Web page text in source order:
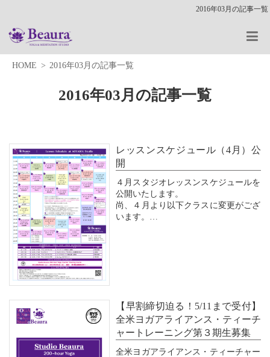
2016年03月の記事一覧
HOME 2016年03月の記事一覧
2016年03月の記事一覧
レッスンスケジュール（4月）公
開
４月スタジオレッスンスケジュールを
公開いたします。
尚、４月より以下クラスに変更がござ
います。
【早割締切迫る！5/11まで受付】
全米ヨガアライアンス・ティーチ
ャートレーニング第３期生募集
全米ヨガアライアンス・ティーチャー